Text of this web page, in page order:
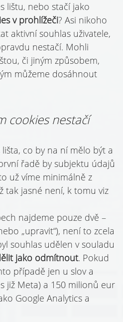
lištu, nebo stačí jako
v prohlížeči? Asi nikoho
aktivní souhlas uživatele,
nestačí. Mohli
či jiným způsobem,
můžeme dosáhnout
cookies nestačí
co by na ní mělo být a
řadě by subjektu údajů
už víme minimálně z
tak jasné není, k tomu viz
najdeme pouze dvě –
„upravit“), není to zcela
souhlas udělen v souladu
jako odmítnout. Pokud
případě jen u slov a
již Meta) a 150 milionů eur
Google Analytics a